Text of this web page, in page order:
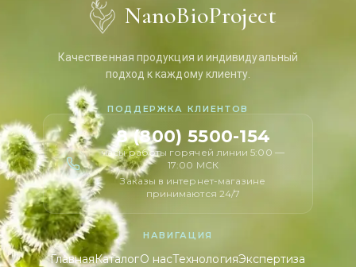
NanoBioProject
Качественная продукция и индивидуальный
подход к каждому клиенту.
ПОДДЕРЖКА КЛИЕНТОВ
8 (800) 5500-154
часы работы горячей линии 5:00 —
17:00 МСК
Заказы в интернет-магазине
принимаются 24/7
НАВИГАЦИЯ
ГлавнаяКаталогО насТехнологияЭкспертиза